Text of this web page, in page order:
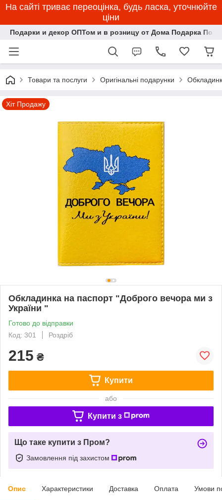
На сайті триває переоцінка, будь ласка, уточнюйте
ціни
Подарки и декор ОПТом и в розницу от Дома Подарка
Товари та послуги Оригінальні подарунки
Хіт Продажу
Обкладинка на паспорт "Доброго вечора ми з
України "
Готово до відправки
Код: 301
Роздріб
215 ₴
Купити
або
Купити з
Що таке купити з Пром?
Замовлення під захистом
Опис Характеристики Доставка Оплата Умови